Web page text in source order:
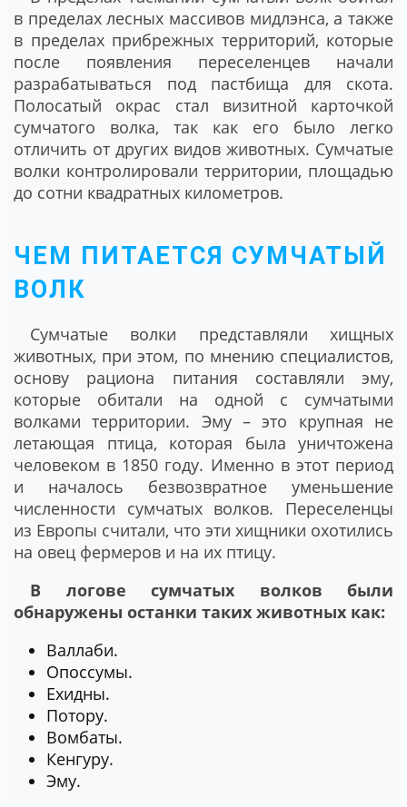
в пределах лесных массивов мидлэнса, а также
в пределах прибрежных территорий, которые
после появления переселенцев начали
разрабатываться под пастбища для скота.
Полосатый окрас стал визитной карточкой
сумчатого волка, так как его было легко
отличить от других видов животных. Сумчатые
волки контролировали территории, площадью
до сотни квадратных километров.
ЧЕМ ПИТАЕТСЯ СУМЧАТЫЙ
ВОЛК
Сумчатые волки представляли хищных
животных, при этом, по мнению специалистов,
основу рациона питания составляли эму,
которые обитали на одной с сумчатыми
волками территории. Эму – это крупная не
летающая птица, которая была уничтожена
человеком в 1850 году. Именно в этот период
и началось безвозвратное уменьшение
численности сумчатых волков. Переселенцы
из Европы считали, что эти хищники охотились
на овец фермеров и на их птицу.
В логове сумчатых волков были
обнаружены останки таких животных как:
Валлаби.
Опоссумы.
Ехидны.
Потору.
Вомбаты.
Кенгуру.
Эму.